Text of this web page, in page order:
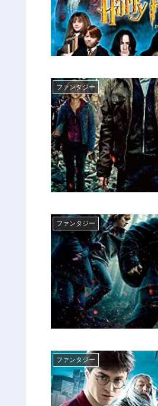
ファンタジー
ファンタジー
ファンタジー